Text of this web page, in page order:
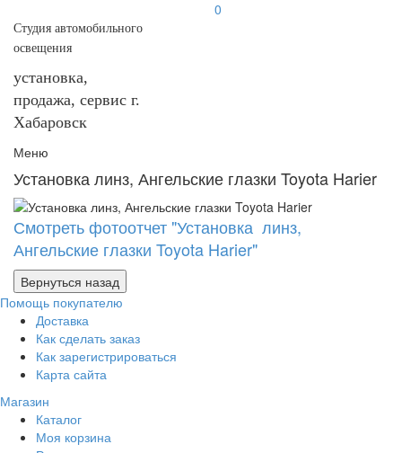
Студия автомобильного
освещения
установка,
продажа, сервис г.
Хабаровск
0
Меню
Установка линз, Ангельские глазки Toyota Harier
Смотреть фотоотчет "Установка линз,
Ангельские глазки Toyota Harier"
Помощь покупателю
Доставка
Как сделать заказ
Как зарегистрироваться
Карта сайта
Магазин
Каталог
Моя корзина